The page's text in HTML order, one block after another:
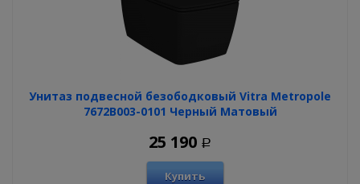
Унитаз подвесной безободковый Vitra Metropole
7672B003-0101 Черный Матовый
25 190 Р
Купить